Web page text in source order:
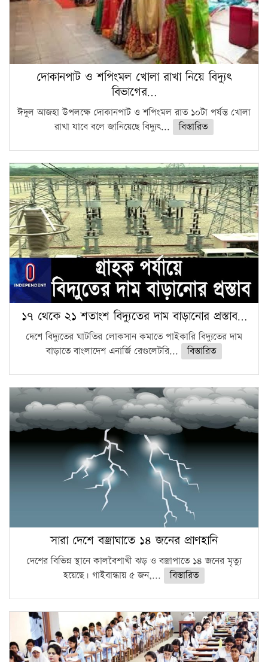
দোকানপাট ও শপিংমল খোলা রাখা নিয়ে বিদ্যুৎ
বিভাগের…
ঈদুল আজহা উপলক্ষে দোকানপাট ও শপিংমল রাত ১০টা পর্যন্ত খোলা
রাখা যাবে বলে জানিয়েছে বিদ্যুৎ...
বিস্তারিত
১৭ থেকে ২১ শতাংশ বিদ্যুতের দাম বাড়ানোর প্রস্তাব…
দেশে বিদ্যুতের ঘাটতির লোকসান কমাতে পাইকারি বিদ্যুতের দাম
বাড়াতে বাংলাদেশ এনার্জি রেগুলেটরি...
বিস্তারিত
সারা দেশে বজ্রাঘাতে ১৪ জনের প্রাণহানি
দেশের বিভিন্ন স্থানে কালবৈশাখী ঝড় ও বজ্রাপাতে ১৪ জনের মৃত্যু
হয়েছে। গাইবান্ধায় ৫ জন,...
বিস্তারিত